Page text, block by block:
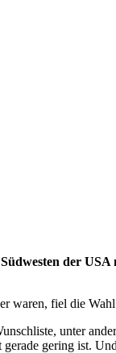
Südwesten der
waren, fiel die
unter
gering ist.